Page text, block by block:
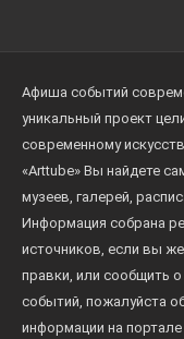
Афиша событий
уникальный проект
современному
«Arttube» Вы найдете
музеев, галерей,
Информация собрана
источников, если вы
правки, или сообщить
событий, пожалуйста
информации на